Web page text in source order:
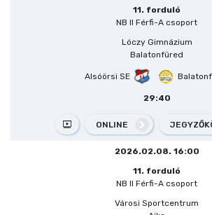
11. forduló
NB II Férfi-A csoport
Lóczy Gimnázium
Balatonfüred
Alsóörsi SE
29:40
ONLINE
2026.02.08. 16:00
11. forduló
NB II Férfi-A csoport
Városi Sportcentrum